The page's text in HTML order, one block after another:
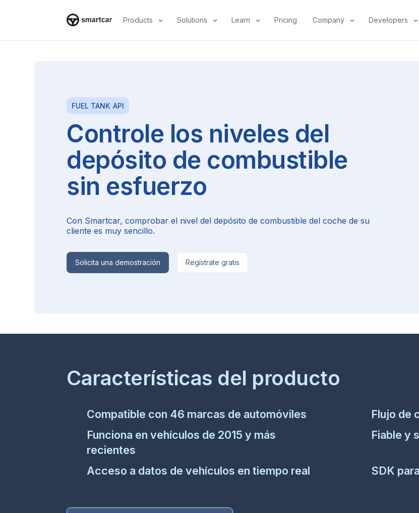
Products Solutions Learn Pricing Company Developers
FUEL TANK API
Controle los niveles del
depósito de combustible
sin esfuerzo
Con Smartcar, comprobar el nivel del depósito de combustible del coche de su
cliente es muy sencillo.
Solicita una demostración Regístrate gratis
Características del producto
Compatible con 46 marcas de automóviles
Flujo de
Funciona en vehículos de 2015 y más
recientes
Fiable y
Acceso a datos de vehículos en tiempo real SDK